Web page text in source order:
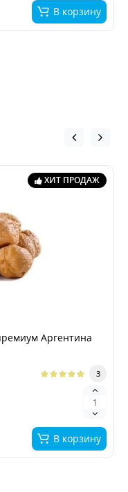
В корзину
ХИТ ПРОДАЖ
Аргентина
3
В корзину